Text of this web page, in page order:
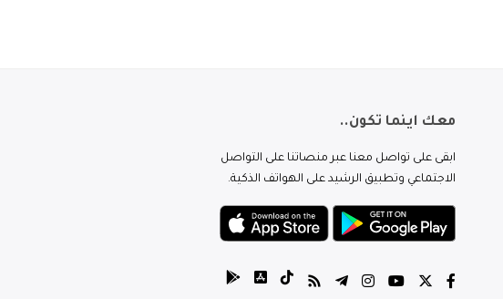
معك اينما تكون..
ابقى على تواصل معنا عبر منصاتنا على التواصل
الاجتماعي وتطبيق الرشيد على الهواتف الذكية.